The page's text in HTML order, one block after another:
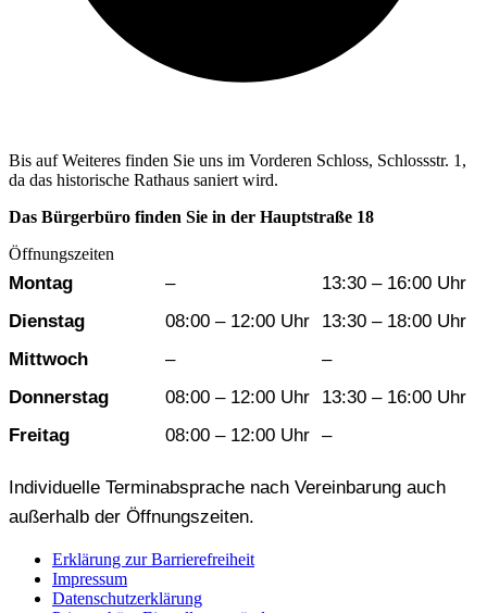
Bis auf Weiteres finden Sie uns im Vorderen Schloss, Schlossstr. 1,
da das historische Rathaus saniert wird.
Das Bürgerbüro finden Sie in der Hauptstraße 18
Öffnungszeiten
Wochentag Vormittag
Montag –
13:30 – 16:00 Uhr
Dienstag
08:00 – 12:00 Uhr
13:30 – 18:00 Uhr
Mittwoch
–
–
Donnerstag
08:00 – 12:00 Uhr
13:30 – 16:00 Uhr
Freitag
08:00 – 12:00 Uhr –
Individuelle Terminabsprache nach Vereinbarung auch
außerhalb der Öffnungszeiten.
Erklärung zur Barrierefreiheit
Impressum
Datenschutzerklärung